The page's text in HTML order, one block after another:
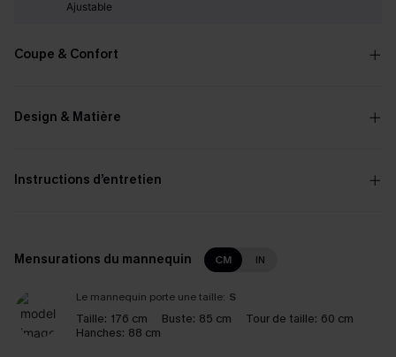
Ajustable
Coupe & Confort
Design & Matière
Instructions d’entretien
Mensurations du mannequin CM IN
Le mannequin porte une taille: S
Taille: 176 cm Buste: 85 cm Tour de taille: 60 cm
Hanches: 88 cm